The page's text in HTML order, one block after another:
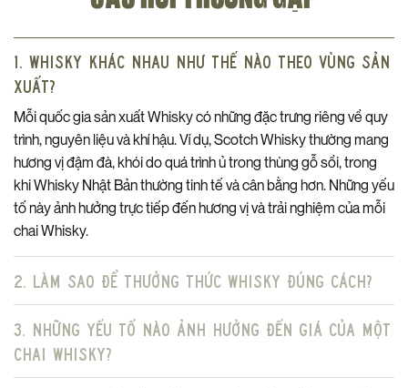
1. Whisky khác nhau như thế nào theo vùng sản
xuất?
Mỗi quốc gia sản xuất Whisky có những đặc trưng riêng về quy
trình, nguyên liệu và khí hậu. Ví dụ, Scotch Whisky thường mang
hương vị đậm đà, khói do quá trình ủ trong thùng gỗ sồi, trong
khi Whisky Nhật Bản thường tinh tế và cân bằng hơn. Những yếu
tố này ảnh hưởng trực tiếp đến hương vị và trải nghiệm của mỗi
chai Whisky.
2. Làm sao để thưởng thức Whisky đúng cách?
3. Những yếu tố nào ảnh hưởng đến giá của một
chai Whisky?